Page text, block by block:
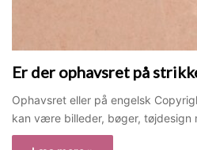
Er der ophavsret på
Ophavsret eller på engelsk
kan være billeder, bøger,